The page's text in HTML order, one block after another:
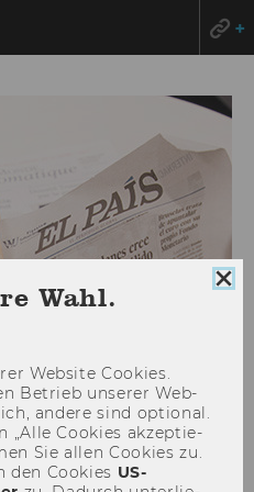
Wahl.
Web­site Coo­kies.
Be­trieb un­se­rer Web­
an­de­re sind op­tio­nal.
„Alle Coo­kies ak­zep­tie­
Sie allen Coo­kies zu.
den Coo­kies US-​